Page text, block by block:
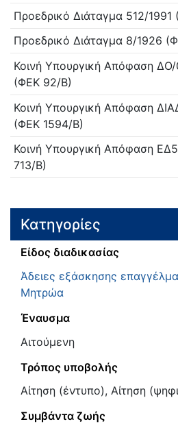
Προεδρικό Διάταγμα 512/1991
Προεδρικό Διάταγμα 8/1926
Κοινή Υπουργική Απόφαση ΔΟ/
(ΦΕΚ 92/Β)
Κοινή Υπουργική Απόφαση
(ΦΕΚ 1594/Β)
Κοινή Υπουργική Απόφαση
713/Β)
Κατηγορίες
Είδος διαδικασίας
Άδειες εξάσκησης
Μητρώα
Έναυσμα
Αιτούμενη
Τρόπος υποβολής
Αίτηση (έντυπο), Αίτηση
Συμβάντα ζωής